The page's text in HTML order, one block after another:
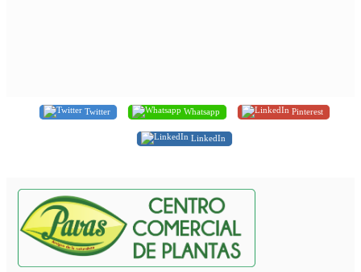
Twitter Whatsapp Pinterest
LinkedIn